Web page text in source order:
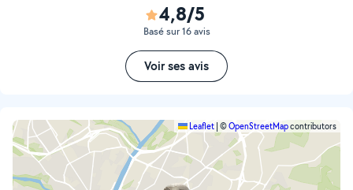
4,8/5
Basé sur 16 avis
Voir ses avis
Leaflet ©OpenStreetMapcontributors